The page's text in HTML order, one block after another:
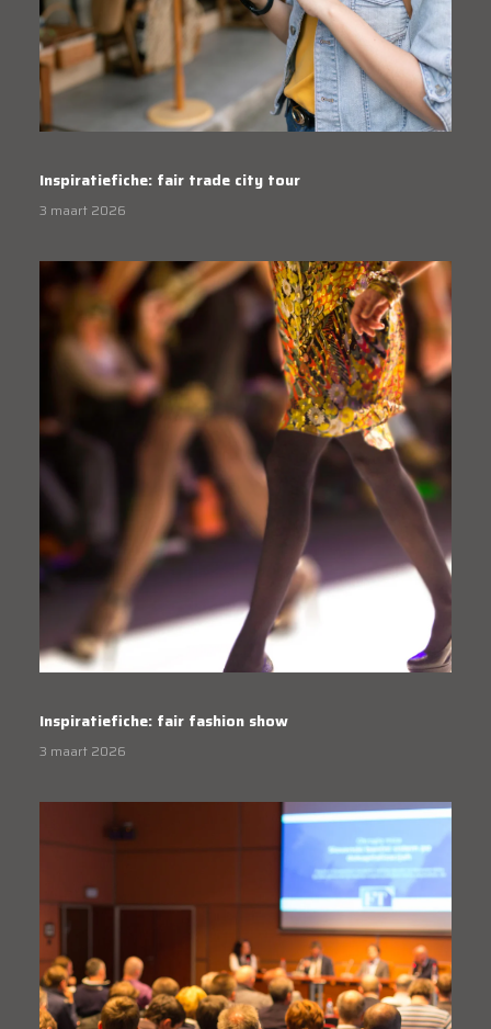
Inspiratiefiche: fair trade city tour
3 maart 2026
Inspiratiefiche: fair fashion show
3 maart 2026